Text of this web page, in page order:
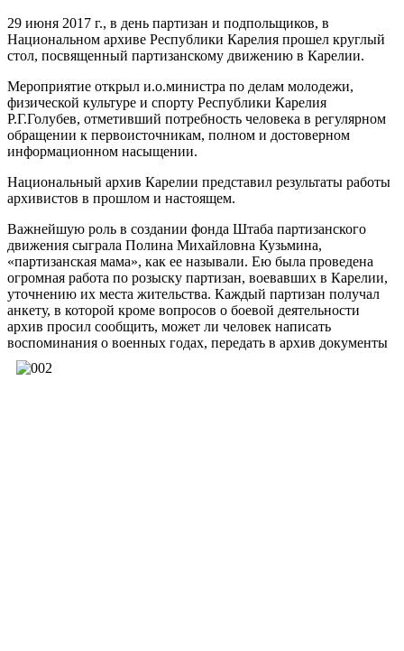
29 июня 2017 г., в день партизан и подпольщиков, в
Национальном архиве Республики Карелия прошел круглый
стол, посвященный партизанскому движению в Карелии.
Мероприятие открыл и.о.министра по делам молодежи,
физической культуре и спорту Республики Карелия
Р.Г.Голубев, отметивший потребность человека в регулярном
обращении к первоисточникам, полном и достоверном
информационном насыщении.
Национальный архив Карелии представил результаты работы
архивистов в прошлом и настоящем.
Важнейшую роль в создании фонда Штаба партизанского
движения сыграла Полина Михайловна Кузьмина,
«партизанская мама», как ее называли. Ею была проведена
огромная работа по розыску партизан, воевавших в Карелии,
уточнению их места жительства. Каждый партизан получал
анкету, в которой кроме вопросов о боевой деятельности
архив просил сообщить, может ли человек написать
воспоминания о военных годах, передать в архив документы